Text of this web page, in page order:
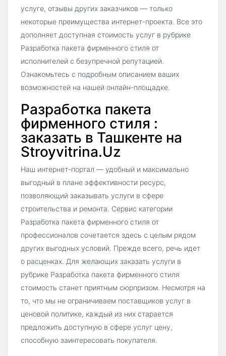
услуге, отзывы других заказчиков — только
некоторые преимущества интернет-проекта. Все это
дополняет доступная стоимость услуг в рубрике
Разработка пакета фирменного стиля от
исполнителей с безупречной репутацией.
Ознакомьтесь с подробным описанием ваших
возможностей на нашей онлайн-площадке.
Разработка пакета
фирменного стиля :
заказать в Ташкенте на
Stroyvitrina.Uz
Наш интернет-портал — удобный и максимально
выгодный в плане эффективности ресурс,
позволяющий заказывать услуги в сфере
строительства и ремонта. Сервис категории
Разработка пакета фирменного стиля от
профессионалов сочетается здесь с целым рядом
других выгодных условий. Прежде всего, речь идет
о расценках. Для желающих заказать услуги в
рубрике Разработка пакета фирменного стиля
стоимость станет приятным сюрпризом. Несмотря на
то, что мы не ограничиваем поставщиков услуг в
ценовой политике, каждый из них старается
предложить доступную в сфере услуг цену,
способную заинтересовать покупателя.